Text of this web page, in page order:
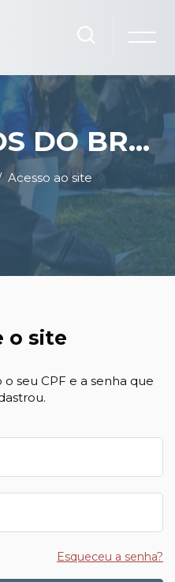
ESCOTEIROS DO BRASIL - CAMPO ESCOLA VIRTUAL
Acesso ao site
o site
seu CPF e a senha que
Esqueceu a senha?